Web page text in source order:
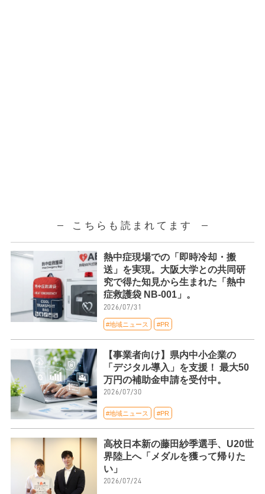
こちらも読まれてます
熱中症現場での「即時冷却・搬
送」を実現。大阪大学との共同研
究で得た知見から生まれた「熱中
症救護袋 NB-001」。
2026/07/31
#地域ニュース #PR
【事業者向け】県内中小企業の
「デジタル導入」を支援！ 最大50
万円の補助金申請を受付中。
2026/07/30
#地域ニュース #PR
高校日本新の藤田紗季選手、U20世
界陸上へ「メダルを獲って帰りた
い」
2026/07/24